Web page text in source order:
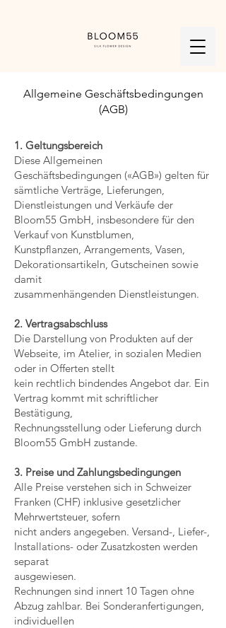
Allgemeine Geschäftsbedingungen
(AGB)
1. Geltungsbereich
Diese Allgemeinen
Geschäftsbedingungen («AGB») gelten für
sämtliche Verträge, Lieferungen,
Dienstleistungen und Verkäufe der
Bloom55 GmbH, insbesondere für den
Verkauf von Kunstblumen,
Kunstpflanzen, Arrangements, Vasen,
Dekorationsartikeln, Gutscheinen sowie
damit
zusammenhängenden Dienstleistungen.
2. Vertragsabschluss
Die Darstellung von Produkten auf der
Webseite, im Atelier, in sozialen Medien
oder in Offerten stellt
kein rechtlich bindendes Angebot dar. Ein
Vertrag kommt mit schriftlicher
Bestätigung,
Rechnungsstellung oder Lieferung durch
Bloom55 GmbH zustande.
3. Preise und Zahlungsbedingungen
Alle Preise verstehen sich in Schweizer
Franken (CHF) inklusive gesetzlicher
Mehrwertsteuer, sofern
nicht anders angegeben. Versand-, Liefer-,
Installations- oder Zusatzkosten werden
separat
ausgewiesen.
Rechnungen sind innert 10 Tagen ohne
Abzug zahlbar. Bei Sonderanfertigungen,
individuellen